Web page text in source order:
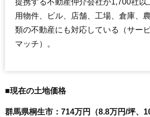
提携する不動産仲介会社が1,700社以
用物件、ビル、店舗、工場、倉庫、
類の不動産にも対応している（サー
マッチ）。
■現在の土地価格
群馬県桐生市：714万円（8.8万円/坪、